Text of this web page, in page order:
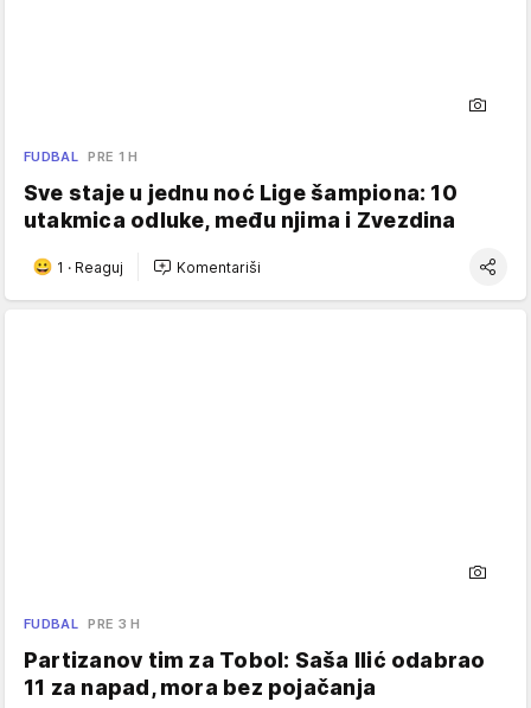
FUDBAL PRE 1 H
Sve staje u jednu noć Lige šampiona: 10
utakmica odluke, među njima i Zvezdina
1 · Reaguj Komentariši
FUDBAL PRE 3 H
Partizanov tim za Tobol: Saša Ilić odabrao
11 za napad, mora bez pojačanja